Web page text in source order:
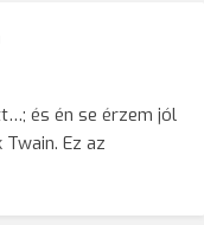
és én se érzem jól
Ez az